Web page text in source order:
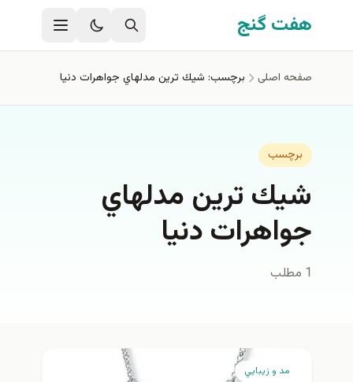
رفتن به محتوای اصلی
هفت گنج
صفحه اصلی برچسب: شيك ترين مدلهاي جواهرات دنيا
برچسب
شيك ترين مدلهاي
جواهرات دنيا
1 مطلب
مد و زيبايي